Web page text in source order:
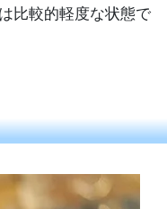
比較的軽度な状態で